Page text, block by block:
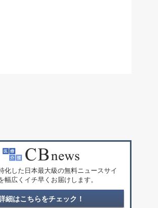
化した日本最大級の無料ニュースサイ
幅広くイチ早くお届けします。
細はこちらをチェック！